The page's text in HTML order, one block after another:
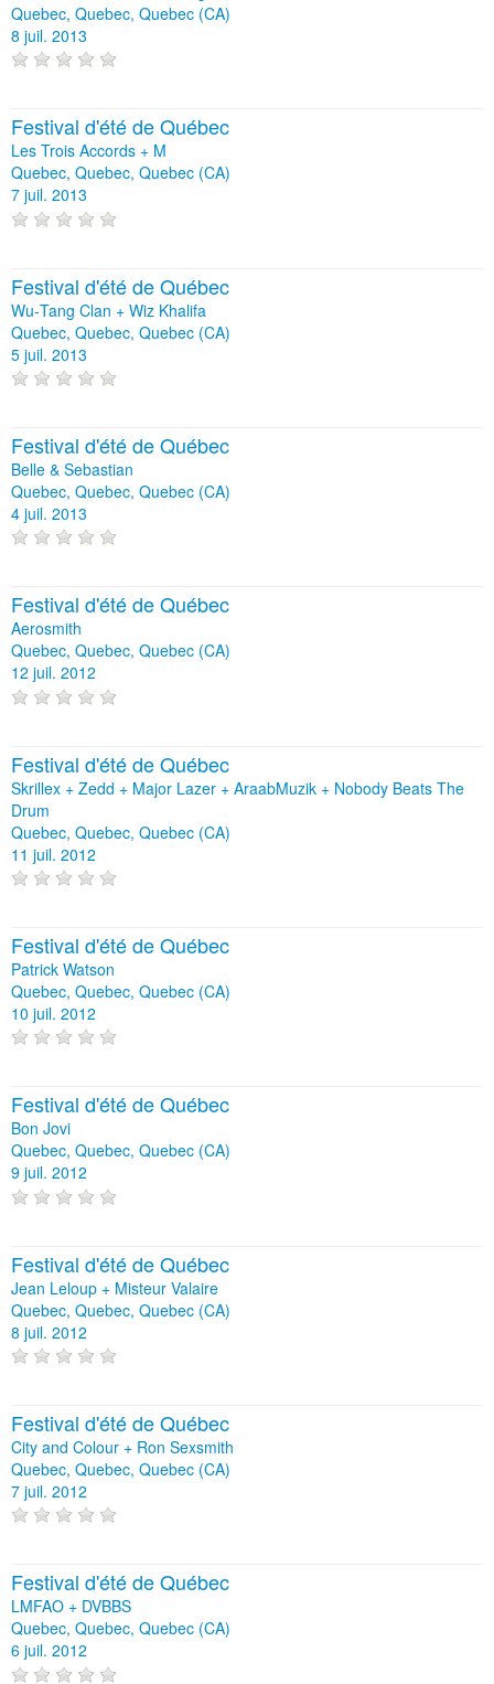
Quebec, Quebec, Quebec (CA)
8 juil. 2013
Festival d'été de Québec
Les Trois Accords + M
Quebec, Quebec, Quebec (CA)
7 juil. 2013
Festival d'été de Québec
Wu‐Tang Clan + Wiz Khalifa
Quebec, Quebec, Quebec (CA)
5 juil. 2013
Festival d'été de Québec
Belle & Sebastian
Quebec, Quebec, Quebec (CA)
4 juil. 2013
Festival d'été de Québec
Aerosmith
Quebec, Quebec, Quebec (CA)
12 juil. 2012
Festival d'été de Québec
Skrillex + Zedd + Major Lazer + AraabMuzik + Nobody Beats The
Drum
Quebec, Quebec, Quebec (CA)
11 juil. 2012
Festival d'été de Québec
Patrick Watson
Quebec, Quebec, Quebec (CA)
10 juil. 2012
Festival d'été de Québec
Bon Jovi
Quebec, Quebec, Quebec (CA)
9 juil. 2012
Festival d'été de Québec
Jean Leloup + Misteur Valaire
Quebec, Quebec, Quebec (CA)
8 juil. 2012
Festival d'été de Québec
City and Colour + Ron Sexsmith
Quebec, Quebec, Quebec (CA)
7 juil. 2012
Festival d'été de Québec
LMFAO + DVBBS
Quebec, Quebec, Quebec (CA)
6 juil. 2012